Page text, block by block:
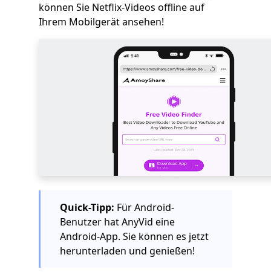
können Sie Netflix-Videos offline auf
Ihrem Mobilgerät ansehen!
Quick-Tipp: Für Android-
Benutzer hat AnyVid eine
Android-App. Sie können es jetzt
herunterladen und genießen!